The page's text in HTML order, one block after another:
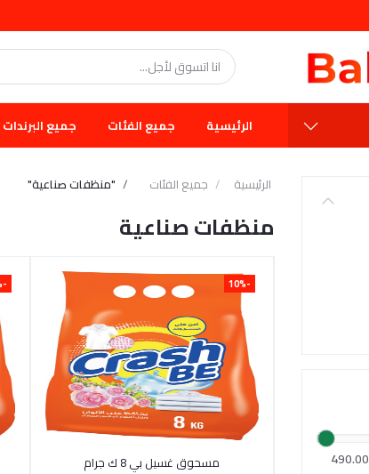
الرئيسية جميع الفئات جميع البرندات
490.00
الرئيسية جميع الفئات "منظفات صناعية"
منظفات صناعية
-10%
أضف إلى السلة
مسحوق غسيل بي 8 ك جرام
-48%